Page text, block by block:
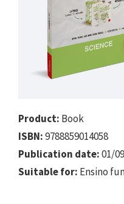
Product: Book
ISBN:9788859014058
Publication date:01/
Suitable for: Ensino